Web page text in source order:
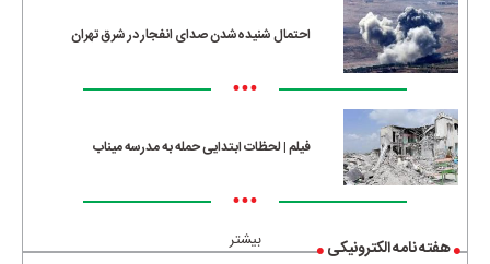
احتمال شنیده‌شدن صدای انفجار در شرق تهران
•••
فیلم | لحظات ابتدایی حمله به مدرسه میناب
•••
بیشتر هفته نامه الکترونیکی